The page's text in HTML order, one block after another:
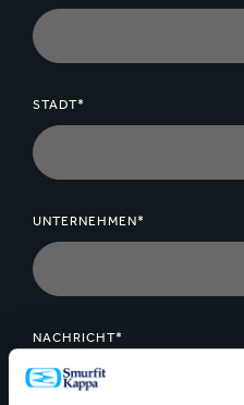
STADT*
UNTERNEHMEN*
NACHRICHT*